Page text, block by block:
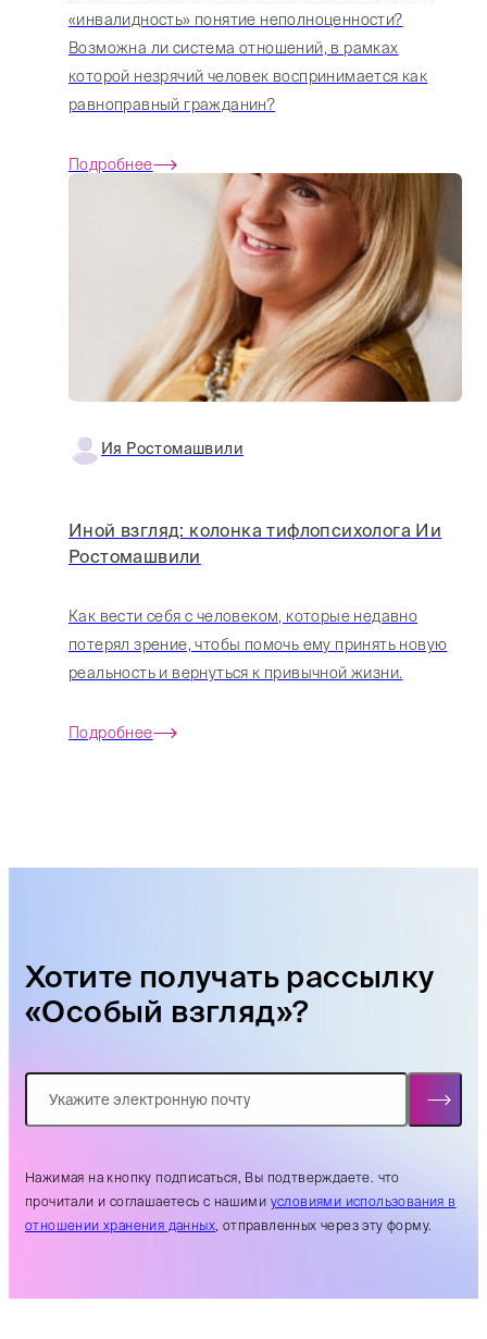
«инвалидность» понятие неполноценности?
Возможна ли система отношений, в рамках
которой незрячий человек воспринимается как
равноправный гражданин?
Подробнее
Ия Ростомашвили
Иной взгляд: колонка тифлопсихолога Ии
Ростомашвили
Как вести себя с человеком, которые недавно
потерял зрение, чтобы помочь ему принять новую
реальность и вернуться к привычной жизни.
Подробнее
Хотите получать рассылку
«Особый взгляд»?
Нажимая на кнопку подписаться, Вы подтверждаете. что
прочитали и соглашаетесь с нашими условиями использования в
отношении хранения данных, отправленных через эту форму.